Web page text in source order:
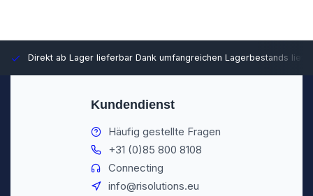
Direkt ab Lager lieferbar Dank umfangreichen Lagerbestands
Kundendienst
Häufig gestellte Fragen
+31 (0)85 800 8108
Connecting
info@risolutions.eu